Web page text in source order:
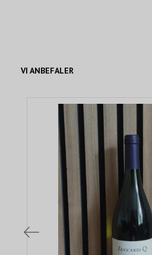
VI ANBEFALER